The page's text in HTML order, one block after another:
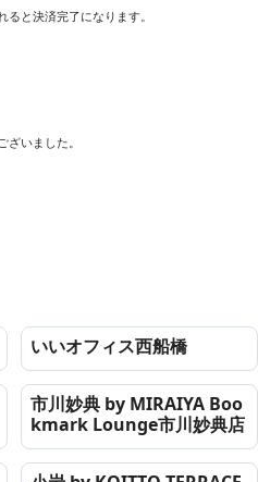
ると決済完了になります。
ざいました。
いいオフィス西船橋
市川妙典 by MIRAIYA Boo
kmark Lounge市川妙典店